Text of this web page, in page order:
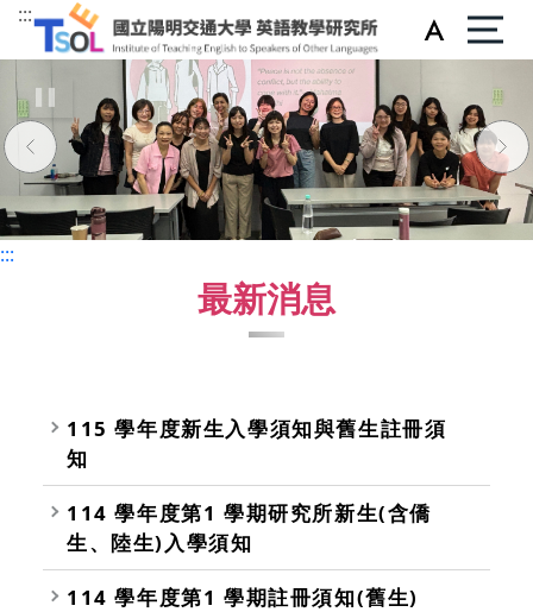
:::
:::
最新消息
115 學年度新生入學須知與舊生註冊須
知
114 學年度第1 學期研究所新生(含僑
生、陸生)入學須知
114 學年度第1 學期註冊須知(舊生)